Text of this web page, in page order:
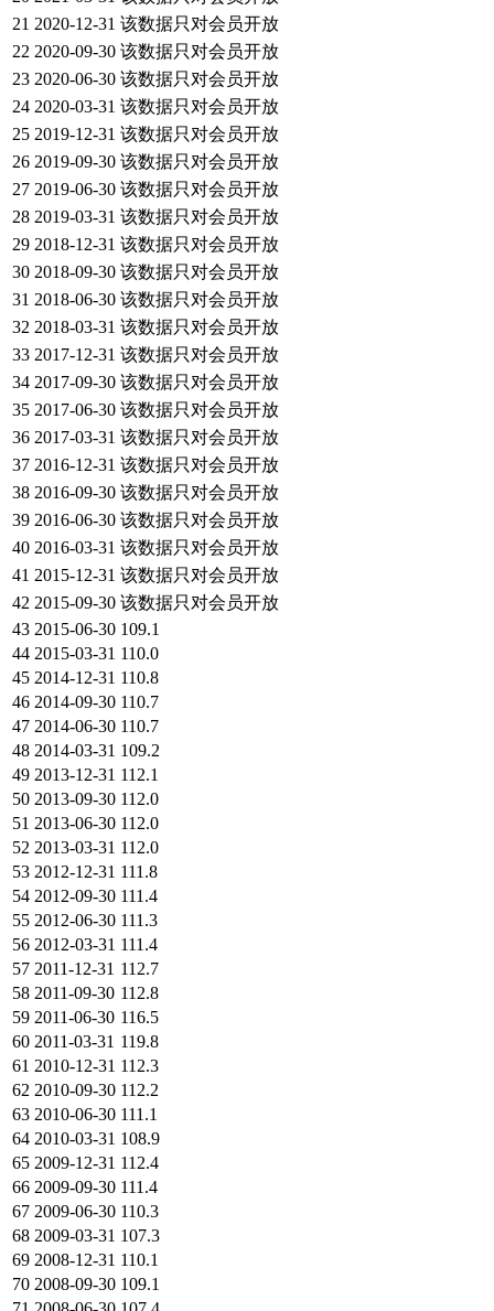
21 2020-12-31 该数据只对会员开放
22 2020-09-30 该数据只对会员开放
23 2020-06-30 该数据只对会员开放
24 2020-03-31 该数据只对会员开放
25 2019-12-31 该数据只对会员开放
26 2019-09-30 该数据只对会员开放
27 2019-06-30 该数据只对会员开放
28 2019-03-31 该数据只对会员开放
29 2018-12-31 该数据只对会员开放
30 2018-09-30 该数据只对会员开放
31 2018-06-30 该数据只对会员开放
32 2018-03-31 该数据只对会员开放
33 2017-12-31 该数据只对会员开放
34 2017-09-30 该数据只对会员开放
35 2017-06-30 该数据只对会员开放
36 2017-03-31 该数据只对会员开放
37 2016-12-31 该数据只对会员开放
38 2016-09-30 该数据只对会员开放
39 2016-06-30 该数据只对会员开放
40 2016-03-31 该数据只对会员开放
41 2015-12-31 该数据只对会员开放
42 2015-09-30 该数据只对会员开放
43 2015-06-30 109.1
44 2015-03-31 110.0
45 2014-12-31 110.8
46 2014-09-30 110.7
47 2014-06-30 110.7
48 2014-03-31 109.2
49 2013-12-31 112.1
50 2013-09-30 112.0
51 2013-06-30 112.0
52 2013-03-31 112.0
53 2012-12-31 111.8
54 2012-09-30 111.4
55 2012-06-30 111.3
56 2012-03-31 111.4
57 2011-12-31 112.7
58 2011-09-30 112.8
59 2011-06-30 116.5
60 2011-03-31 119.8
61 2010-12-31 112.3
62 2010-09-30 112.2
63 2010-06-30 111.1
64 2010-03-31 108.9
65 2009-12-31 112.4
66 2009-09-30 111.4
67 2009-06-30 110.3
68 2009-03-31 107.3
69 2008-12-31 110.1
70 2008-09-30 109.1